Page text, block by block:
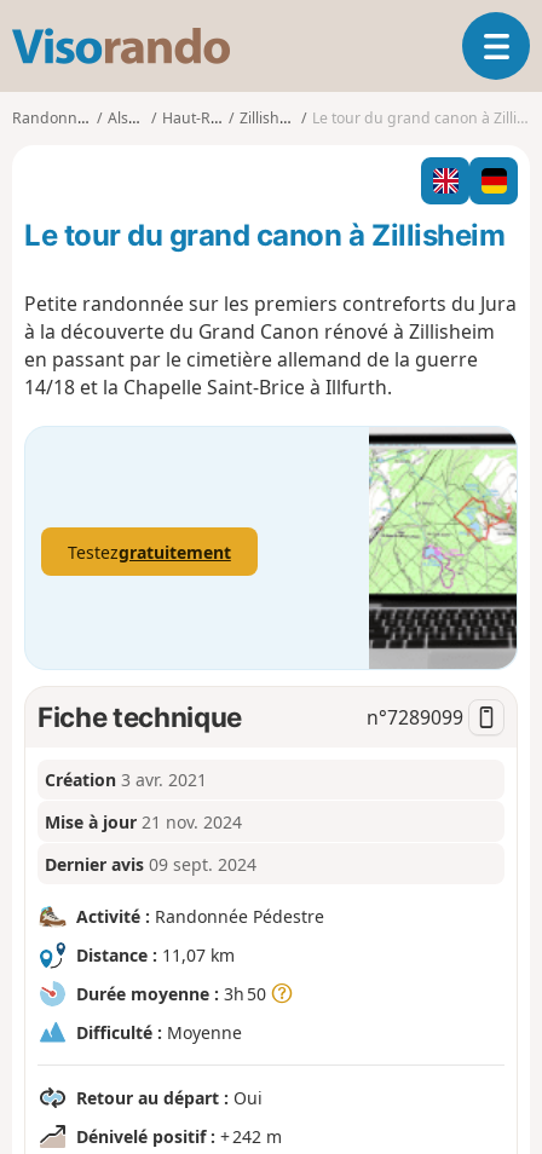
s
o
o
O
u
v
i
r
l
a
v
i
o
n
Randonnées Alsace Haut-Rhin Zillisheim Le tour du grand canon à Zillisheim
Le tour du grand canon à Zillisheim
Petite randonnée sur les premiers contreforts du Jura
à la découverte du Grand Canon rénové à Zillisheim
en passant par le cimetière allemand de la guerre
14/18 et la Chapelle Saint-Brice à Illfurth.
Testezgratuitement
Fiche technique n°7289099
Création 3 avr. 2021
Mise à jour 21 nov. 2024
Dernier avis 09 sept. 2024
Activité : Randonnée Pédestre
Distance : 11,07 km
Durée moyenne : 3h 50
Difficulté : Moyenne
Retour au départ : Oui
Dénivelé positif : + 242 m